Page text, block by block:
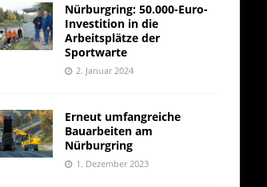
Nürburgring: 50.000-Euro-
Investition in die
Arbeitsplätze der
Sportwarte
2. Januar 2024
Erneut umfangreiche
Bauarbeiten am
Nürburgring
1. Dezember 2023